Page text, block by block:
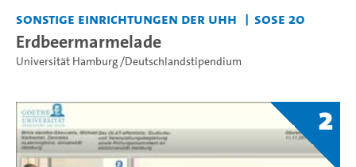
Sonstige Einrichtungen der UHH SoSe 20
Erdbeermarmelade
Universität Hamburg /Deutschlandstipendium
2